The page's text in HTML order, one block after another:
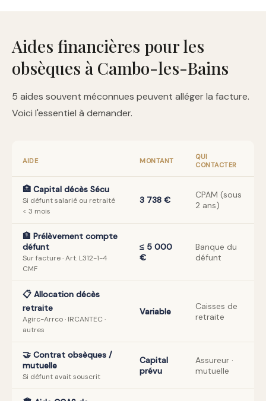
Aides financières pour les
obsèques à Cambo-les-Bains
5 aides souvent méconnues peuvent alléger la facture.
Voici l'essentiel à demander.
AIDE MONTANT
QUI
CONTACTER
🏥 Capital décès Sécu
Si défunt salarié ou retraité
< 3 mois
3 738 €
CPAM (sous
2 ans)
🏦 Prélèvement compte
défunt
Sur facture · Art. L312-1-4
CMF
≤ 5 000
€
Banque du
défunt
📋 Allocation décès
retraite
Agirc-Arrco · IRCANTEC ·
autres
Variable
Caisses de
retraite
🤝 Contrat obsèques /
mutuelle
Si défunt avait souscrit
Capital
prévu
Assureur ·
mutuelle